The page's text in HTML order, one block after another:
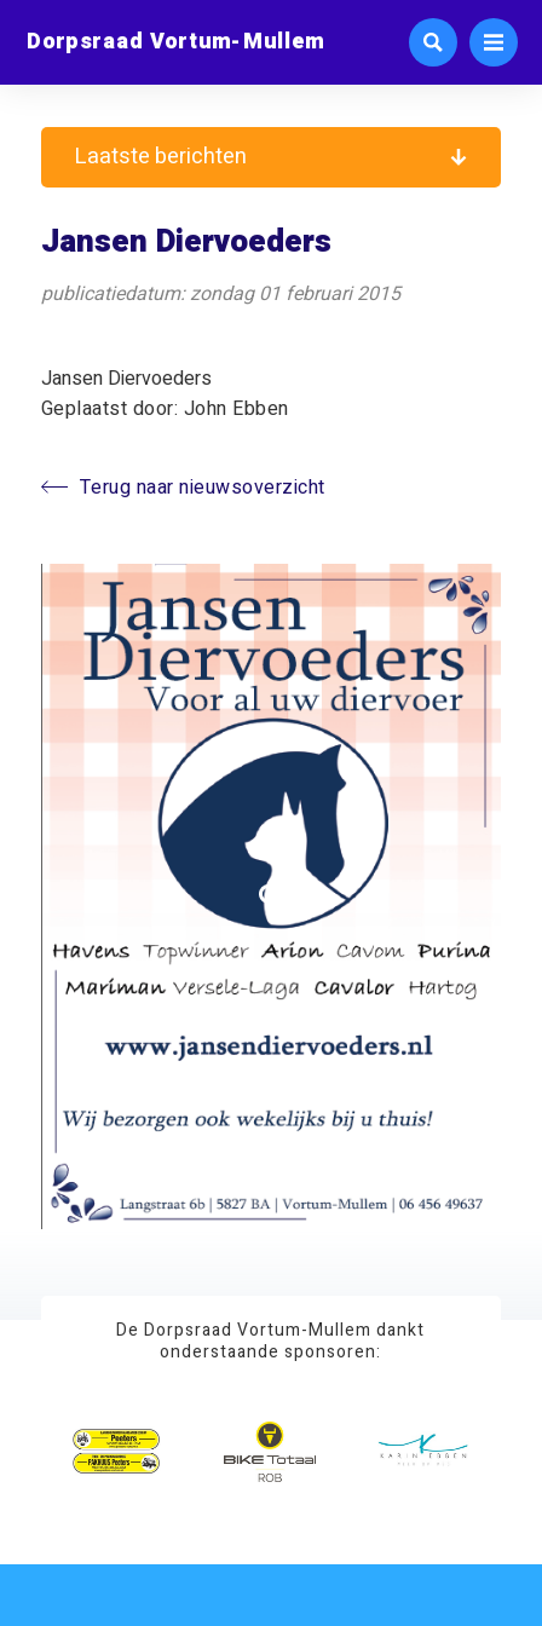
Dorpsraad Vortum-Mullem
Jansen Diervoeders
publicatiedatum: zondag 01 februari 2015
Jansen Diervoeders
Geplaatst door: John Ebben
Terug naar nieuwsoverzicht
Laatste berichten
De Dorpsraad Vortum-Mullem dankt
onderstaande sponsoren: